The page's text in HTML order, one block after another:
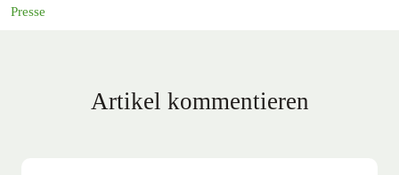
Presse
Artikel kommentieren